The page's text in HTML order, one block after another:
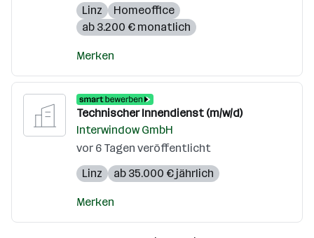
Linz
Homeoffice
ab 3.200 € monatlich
Merken
Technischer Innendienst (m/w/d)
Interwindow GmbH
vor 6 Tagen veröffentlicht
Linz
ab 35.000 € jährlich
Merken